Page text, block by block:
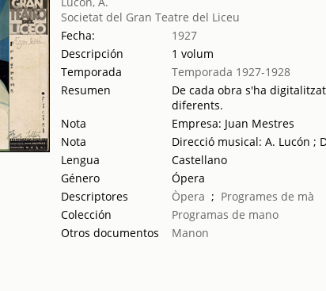
Societat del Gran Teatre del Liceu
Fecha:
1927
Descripción
1 volum
Temporada
Temporada 1927-1928
Resumen
De cada obra s'ha
diferents.
Nota
Empresa: Juan Mestres
Nota
Direcció musical: A. Lucón ;
Lengua
Castellano
Género
Ópera
Descriptores
Òpera ; Programes de mà
Colección
Programas de mano
Otros documentos
Manon